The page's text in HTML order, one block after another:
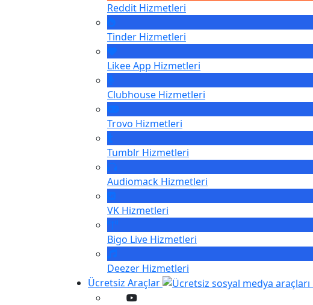
Reddit Hizmetleri
Tinder Hizmetleri
Likee App Hizmetleri
Clubhouse Hizmetleri
Trovo Hizmetleri
Tumblr Hizmetleri
Audiomack Hizmetleri
VK Hizmetleri
Bigo Live Hizmetleri
Deezer Hizmetleri
Ücretsiz Araçlar